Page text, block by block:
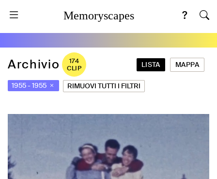
Memoryscapes
Archivio
174
CLIP
LISTA MAPPA
1955- 1955 RIMUOVI TUTTI I FILTRI